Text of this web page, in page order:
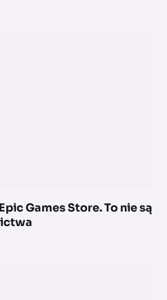
Games Store. To nie są